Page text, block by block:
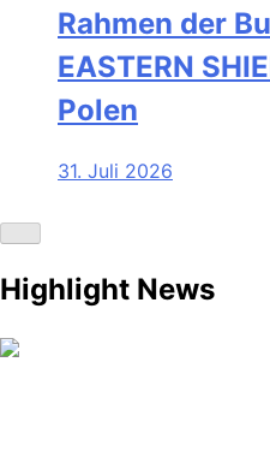
Rahmen der
EASTERN
Polen
31. Juli 2026
Highlight News